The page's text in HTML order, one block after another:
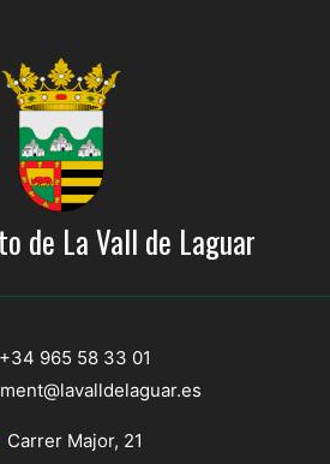
de La Vall de Laguar
+34 965 58 33 01
Carrer Major, 21